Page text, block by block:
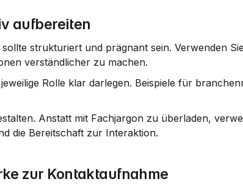
aufbereiten
strukturiert und prägnant sein. Verwenden
verständlicher zu machen.
Rolle klar darlegen. Beispiele für
Anstatt mit Fachjargon zu überladen,
die Bereitschaft zur Interaktion.
zur Kontaktaufnahme